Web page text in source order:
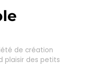
de création
plaisir des petits